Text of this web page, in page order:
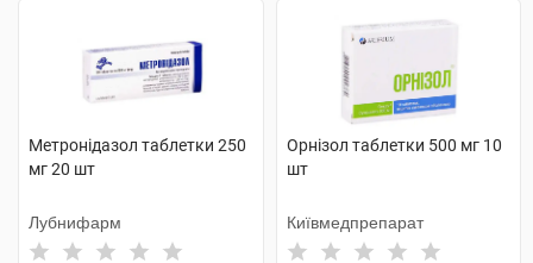
Метронідазол таблетки 250
мг 20 шт
Лубнифарм
Орнізол таблетки 500 мг 10
шт
Київмедпрепарат